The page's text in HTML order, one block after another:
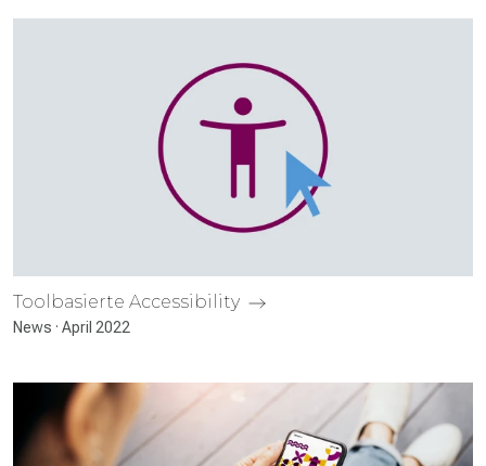
Tool­basierte Accessibility
News · April 2022